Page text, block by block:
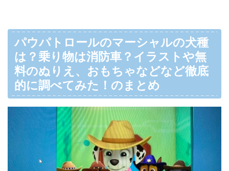
パウパトロールのマーシャルの犬種
は？乗り物は消防車？イラストや無
料のぬりえ、おもちゃなどなど徹底
的に調べてみた！のまとめ